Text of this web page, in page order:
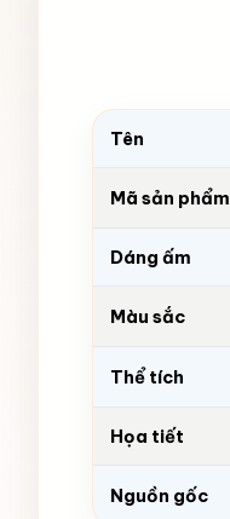
Tên
Mã sản phẩm
Dáng ấm
Màu sắc
Thể tích
Họa tiết
Nguồn gốc